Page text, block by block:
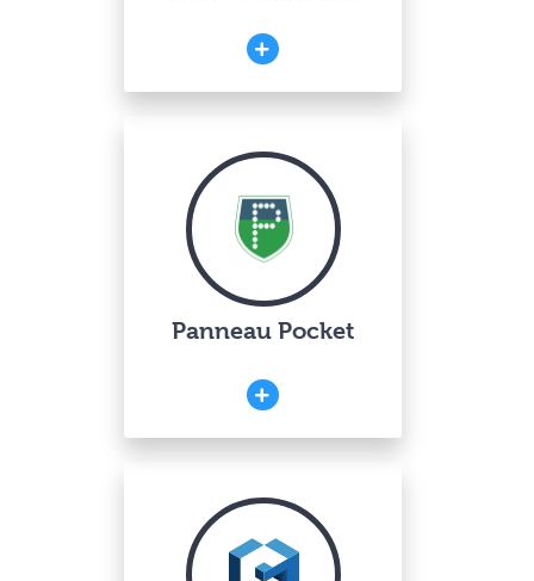
Panneau Pocket